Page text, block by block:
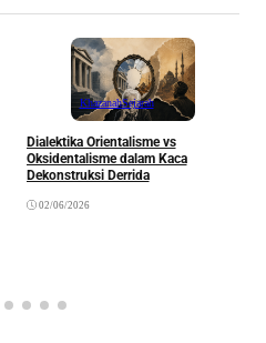
KhazanahSejarah
Dialektika Orientalisme vs
Oksidentalisme dalam Kaca
Dekonstruksi Derrida
02/06/2026